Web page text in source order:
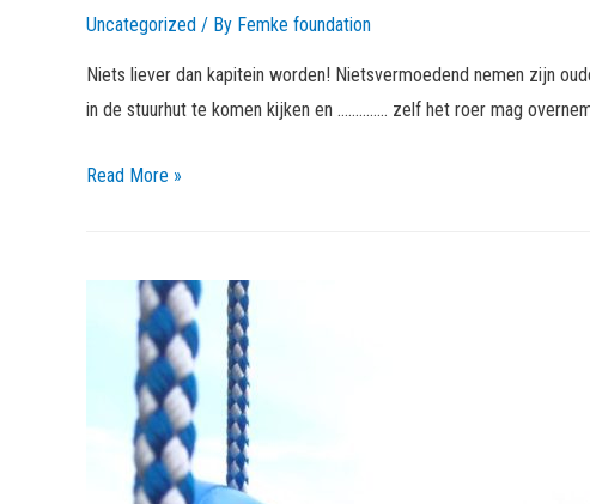
Uncategorized / By Femke foundation
Niets liever dan kapitein worden! Nietsvermoedend nemen zijn
in de stuurhut te komen kijken en ………….. zelf het roer mag
Daan’s
Read More »